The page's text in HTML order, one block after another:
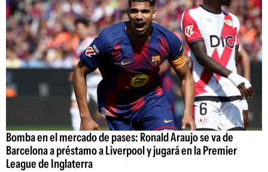
Bomba en el mercado de pases: Ronald Araujo se va de
Barcelona a préstamo a Liverpool y jugará en la Premier
League de Inglaterra